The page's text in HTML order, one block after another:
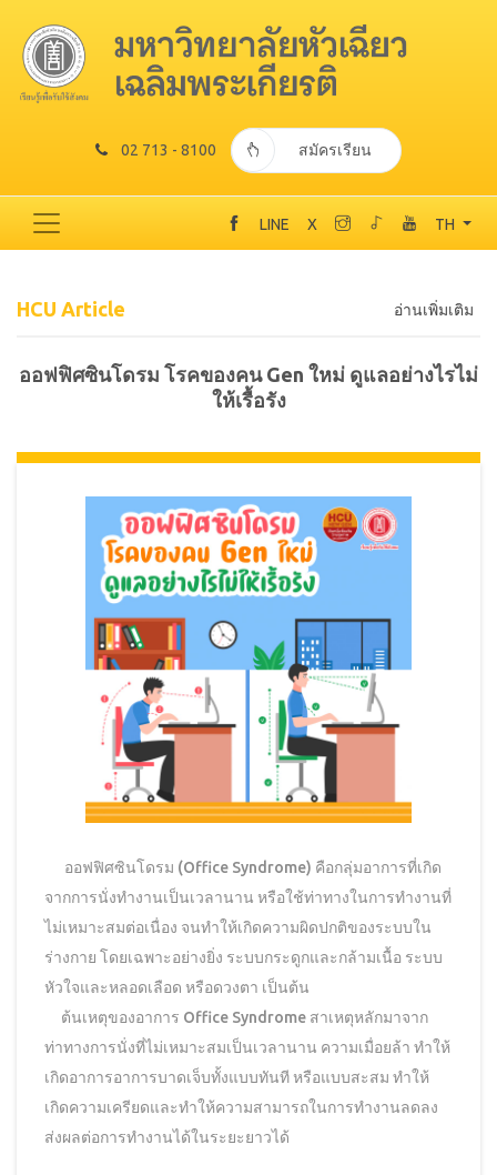
02 713 - 8100 สมัครเรียน
LINE X TH
HCU Article อ่านเพิ่มเติม
ออฟฟิศซินโดรม โรคของคน Gen ใหม่ ดูแลอย่างไรไม่
ให้เรื้อรัง
ออฟฟิศซินโดรม (Office Syndrome) คือกลุ่มอาการที่เกิด
จากการนั่งทำงานเป็นเวลานาน หรือใช้ท่าทางในการทำงานที่
ไม่เหมาะสมต่อเนื่อง จนทำให้เกิดความผิดปกติของระบบใน
ร่างกาย โดยเฉพาะอย่างยิ่ง ระบบกระดูกและกล้ามเนื้อ ระบบ
หัวใจและหลอดเลือด หรือดวงตา เป็นต้น
ต้นเหตุของอาการ Office Syndrome สาเหตุหลักมาจาก
ท่าทางการนั่งที่ไม่เหมาะสมเป็นเวลานาน ความเมื่อยล้า ทำให้
เกิดอาการอาการบาดเจ็บทั้งแบบทันที หรือแบบสะสม ทำให้
เกิดความเครียดและทำให้ความสามารถในการทำงานลดลง
ส่งผลต่อการทำงานได้ในระยะยาวได้